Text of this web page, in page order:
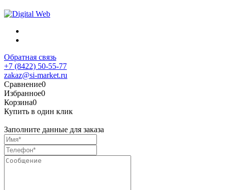
Обратная связь
+7 (8422) 50-55-77
zakaz@si-market.ru
Сравнение0
Избранное0
Корзина0
Купить в один клик
Заполните данные для заказа